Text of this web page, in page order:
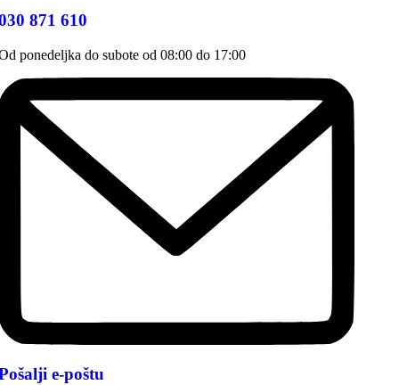
871 610
ponedeljka do subote od 08:00 do 17:00
e-poštu